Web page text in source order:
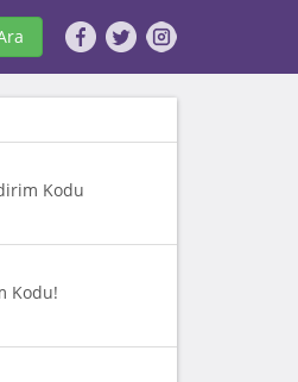
Kodu
Kodu!